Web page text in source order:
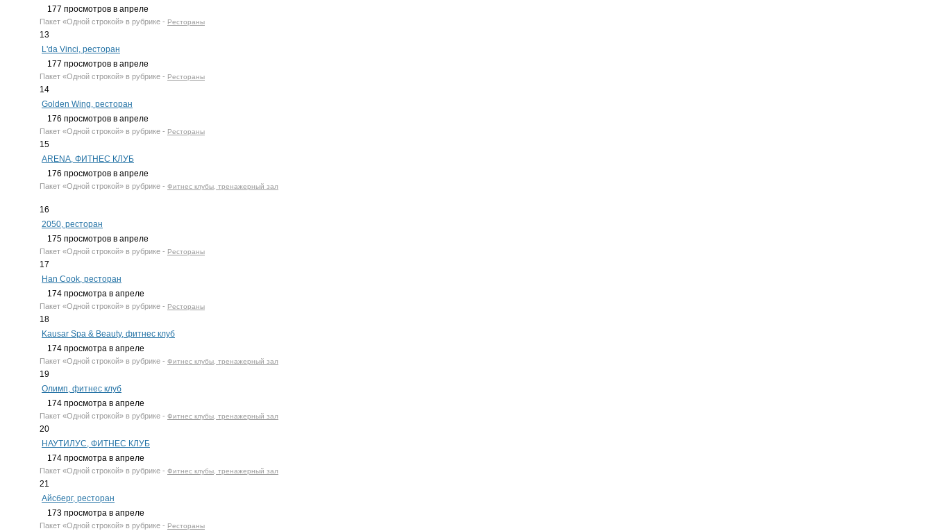
177 просмотров в апреле
Пакет «Одной строкой» в рубрике - Рестораны
13
L'da Vinci, ресторан
177 просмотров в апреле
Пакет «Одной строкой» в рубрике - Рестораны
14
Golden Wing, ресторан
176 просмотров в апреле
Пакет «Одной строкой» в рубрике - Рестораны
15
ARENA, ФИТНЕС КЛУБ
176 просмотров в апреле
Пакет «Одной строкой» в рубрике - Фитнес клубы, тренажерный зал
16
2050, ресторан
175 просмотров в апреле
Пакет «Одной строкой» в рубрике - Рестораны
17
Han Cook, ресторан
174 просмотра в апреле
Пакет «Одной строкой» в рубрике - Рестораны
18
Kausar Spa & Beauty, фитнес клуб
174 просмотра в апреле
Пакет «Одной строкой» в рубрике - Фитнес клубы, тренажерный зал
19
Олимп, фитнес клуб
174 просмотра в апреле
Пакет «Одной строкой» в рубрике - Фитнес клубы, тренажерный зал
20
НАУТИЛУС, ФИТНЕС КЛУБ
174 просмотра в апреле
Пакет «Одной строкой» в рубрике - Фитнес клубы, тренажерный зал
21
Айсберг, ресторан
173 просмотра в апреле
Пакет «Одной строкой» в рубрике - Рестораны